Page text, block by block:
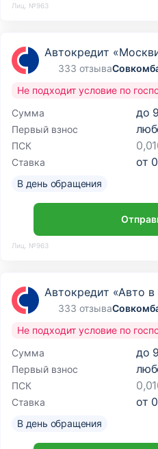
Лиц. №963
Автокредит
333 отзыва
Сумма до
Первый взнос
ПСК
Ставка от
Не подходит условие по
В день обращения
Лиц. №963
Автокредит «Авто в
333 отзыва
Сумма до
Первый взнос
ПСК
Ставка от
Не подходит условие по
В день обращения